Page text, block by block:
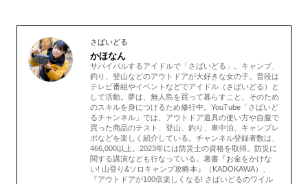
さばいどる
かほなん
サバイバルするアイドルで「さばいどる」。キャンプ、
釣り、登山などのアウトドアが大好きな女の子。普段は
テレビ番組やイベントなどでアイドル（さばいどる）と
して活動。夢は、無人島を買って暮らすこと。そのため
のスキルを身につけるため修行中。YouTube「さばいど
るチャンネル」では、アウトドア道具の使い方や自腹で
買った商品のテスト、登山、釣り、車中泊、キャンプレ
ポなどを楽しく紹介している。チャンネル登録者数は、
466,000以上。2023年には防災士の資格を取得。防災に
関する講演なども行なっている。著書『お金をかけな
い! 山登り&ソロキャンプ攻略本』（KADOKAWA）、
『アウトドアが100倍楽しくなる! さばいどるのワイル